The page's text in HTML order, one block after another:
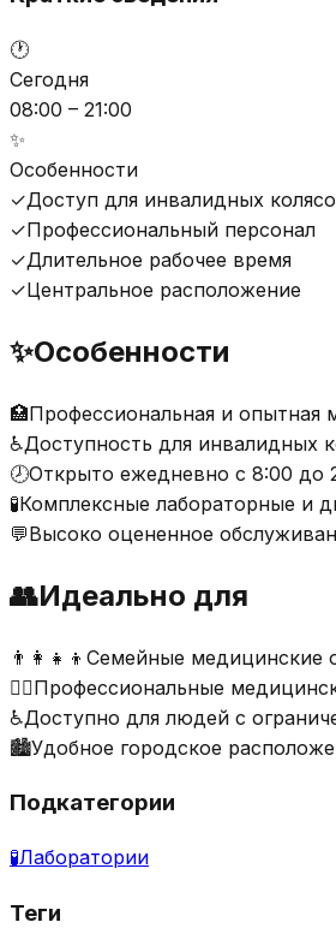
🕐
Сегодня
08:00 – 21:00
✨
Особенности
✓Доступ для инвалидных
✓Профессиональный персонал
✓Длительное рабочее время
✓Центральное расположение
✨Особенности
🏥Профессиональная и опытная
♿Доступность для инвалидных
🕗Открыто ежедневно с 8:00 до
🧪Комплексные лабораторные и
💬Высоко оцененное
👥Идеально для
👨‍👩‍👧‍👦 Семейные медицинские
🧑‍⚕️Профессиональные
♿Доступно для людей с
🏙️Удобное городское
Подкатегории
🧪Лаборатории
Теги